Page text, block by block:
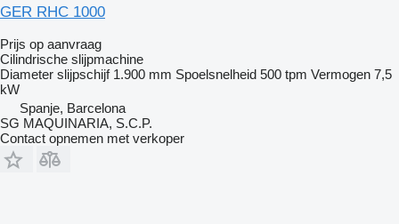
GER RHC 1000
Prijs op aanvraag
Cilindrische slijpmachine
Diameter slijpschijf 1.900 mm Spoelsnelheid 500 tpm Vermogen 7,5
kW
Spanje, Barcelona
SG MAQUINARIA, S.C.P.
Contact opnemen met verkoper